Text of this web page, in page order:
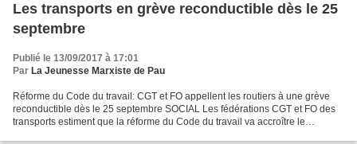
Les transports en grève reconductible dès le 25
septembre
Publié le 13/09/2017 à 17:01
Par La Jeunesse Marxiste de Pau
Réforme du Code du travail: CGT et FO appellent les routiers à une grève
reconductible dès le 25 septembre SOCIAL Les fédérations CGT et FO des
transports estiment que la réforme du Code du travail va accroître le